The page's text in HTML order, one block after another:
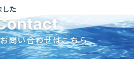
した
問い合わせはこちら